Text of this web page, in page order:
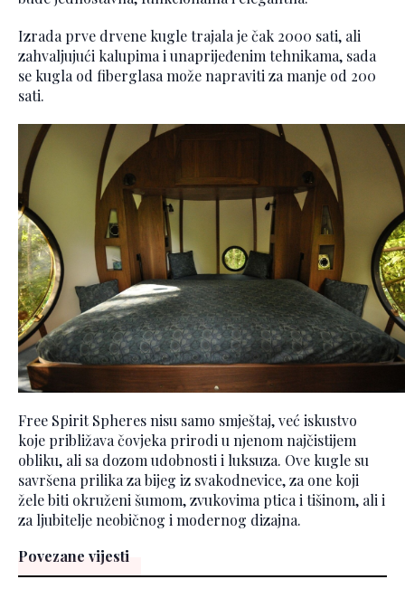
Izrada prve drvene kugle trajala je čak 2000 sati, ali
zahvaljujući kalupima i unaprijeđenim tehnikama, sada
se kugla od fiberglasa može napraviti za manje od 200
sati.
Free Spirit Spheres nisu samo smještaj, već iskustvo
koje približava čovjeka prirodi u njenom najčistijem
obliku, ali sa dozom udobnosti i luksuza. Ove kugle su
savršena prilika za bijeg iz svakodnevice, za one koji
žele biti okruženi šumom, zvukovima ptica i tišinom, ali i
za ljubitelje neobičnog i modernog dizajna.
Povezane vijesti